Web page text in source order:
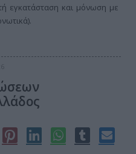
εγκατάσταση και μόνωση με